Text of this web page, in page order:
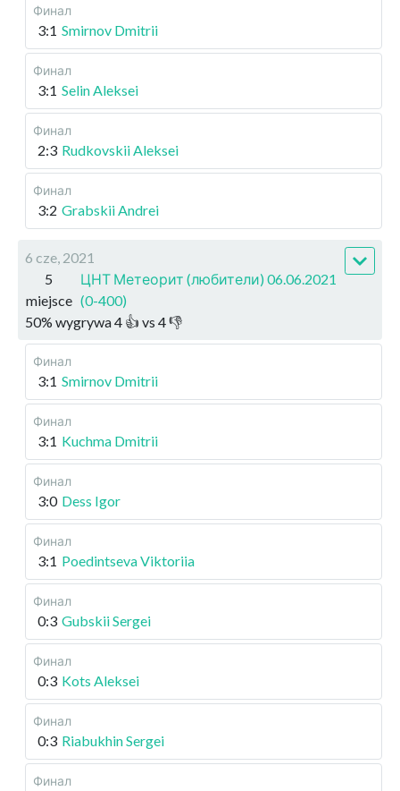
Финал
3:1 Smirnov Dmitrii
Финал
3:1 Selin Aleksei
Финал
2:3 Rudkovskii Aleksei
Финал
3:2 Grabskii Andrei
6 cze, 2021
5
miejsce
ЦНТ Метеорит (любители) 06.06.2021
(0-400)
50% wygrywa4 👍 vs 4👎
Финал
3:1 Smirnov Dmitrii
Финал
3:1 Kuchma Dmitrii
Финал
3:0 Dess Igor
Финал
3:1 Poedintseva Viktoriia
Финал
0:3 Gubskii Sergei
Финал
0:3 Kots Aleksei
Финал
0:3 Riabukhin Sergei
Финал